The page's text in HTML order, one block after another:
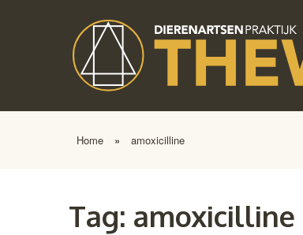
Home » amoxicilline
Tag: amoxicilline